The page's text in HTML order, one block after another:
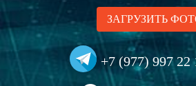
ЗАГРУЗИТЬ
+7 (977) 997 22